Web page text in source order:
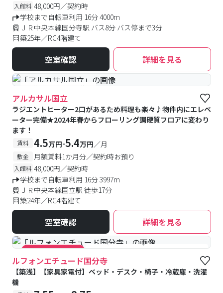
入館料 48,000円／契約時
学校まで自転車利用 16分 4000m
ＪＲ中央本線国分寺駅 バス8分 バス停まで3分
築25年／RC4階建て
空室確認 詳細を見る
#予約受付中 #空室待ち
アルカサル国立
ラジエントヒーター2口があるため料理も楽々♪物件内にエレベ
ーター完備★2024年春からフローリング調硬質フロアに変わり
ます！
賃料 4.5万円-5.4万円／月
敷金 月額賃料1か月分／契約時お預り
入館料 48,000円／契約時
学校まで自転車利用 16分 3997m
ＪＲ中央本線国立駅 徒歩17分
築24年／RC4階建て
空室確認 詳細を見る
#キャンペーン実施中 #築浅 #食事付き #女性専用フロアあり
ルフォンエチュード国分寺
【築浅】【家具家電付】ベッド・デスク・椅子・冷蔵庫・洗濯
機